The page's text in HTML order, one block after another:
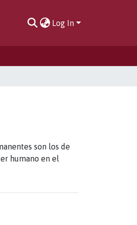
Log In
son los de
humano en el